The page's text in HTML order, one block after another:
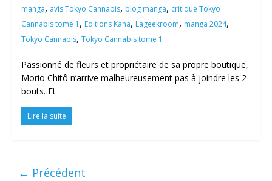
manga, avis Tokyo Cannabis, blog manga, critique Tokyo
Cannabis tome 1 , Editions Kana, Lageekroom, manga 2024,
Tokyo Cannabis, Tokyo Cannabis tome 1
Passionné de fleurs et propriétaire de sa propre boutique,
Morio Chitô n’arrive malheureusement pas à joindre les 2
bouts. Et
Lire la suite
← Précédent